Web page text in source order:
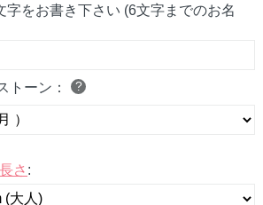
字をお書き下さい (6文字までのお名
トーン： ?
さ :